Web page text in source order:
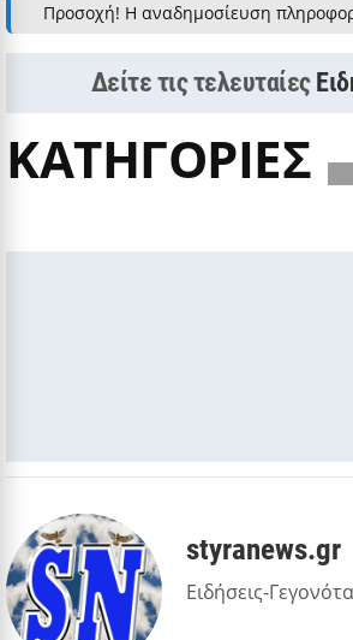
Προσοχή! Η αναδημοσίευση
Δείτε τις τελευταίες
ΚΑΤΗΓΟΡΙΕΣ
styranews.gr
Ειδήσεις-